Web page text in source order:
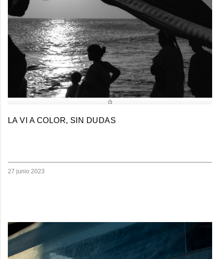
LA VI A COLOR, SIN DUDAS
27 junio 2023